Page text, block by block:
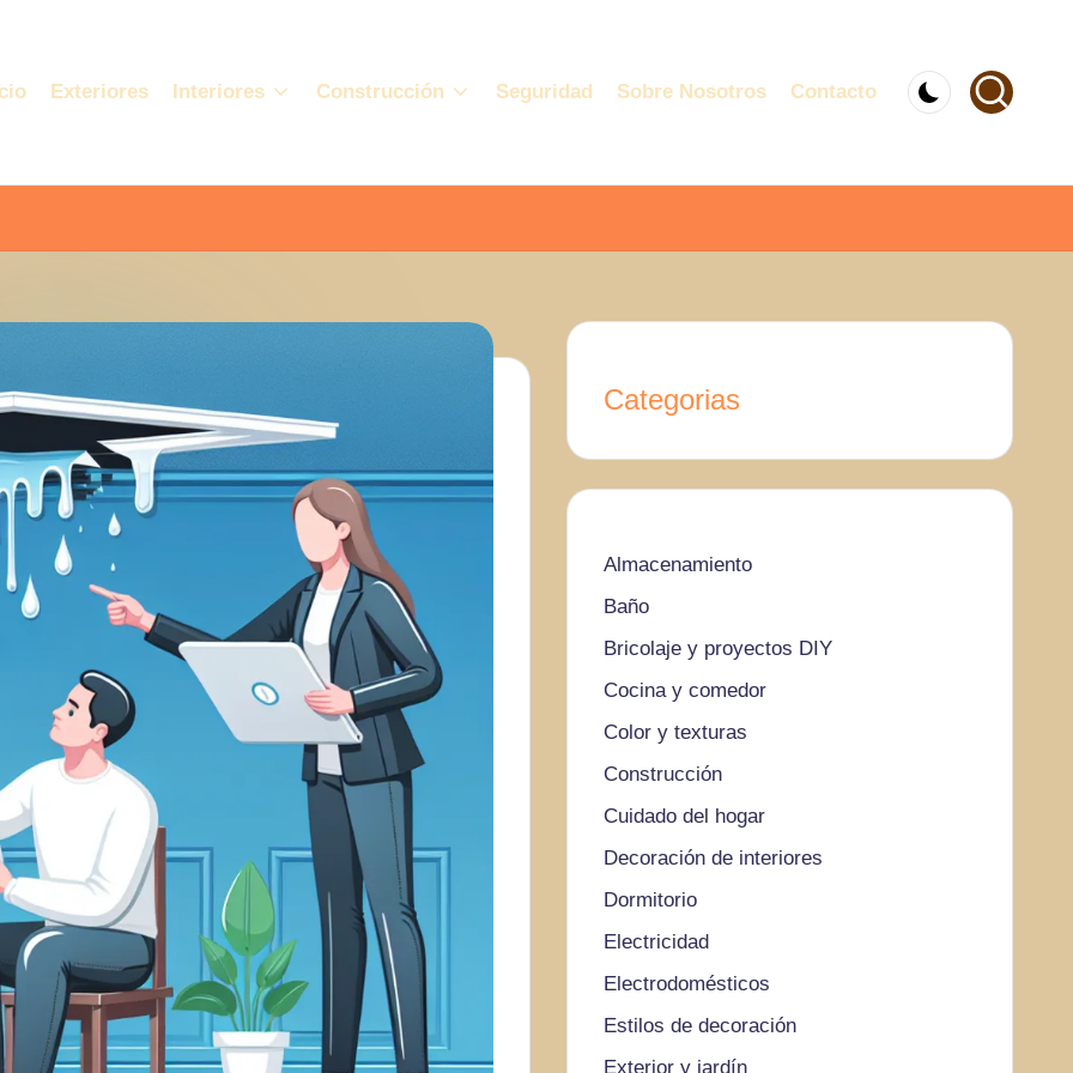
Exteriores Interiores Construcción Seguridad Sobre Nosotros Contacto
Categorias
Almacenamiento
Baño
Bricolaje y proyectos DIY
Cocina y comedor
Color y texturas
Construcción
Cuidado del hogar
Decoración de interiores
Dormitorio
Electricidad
Electrodomésticos
Estilos de decoración
Exterior y jardín